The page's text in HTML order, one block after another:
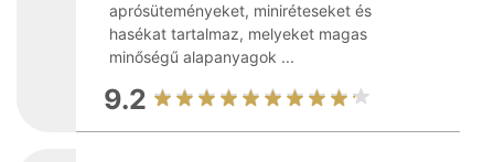
aprósüteményeket, miniréteseket és
hasékat tartalmaz, melyeket magas
minőségű alapanyagok ...
9.2